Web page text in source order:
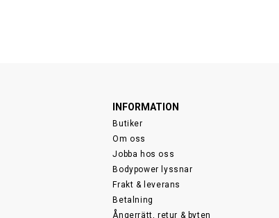
INFORMATION
Butiker
Om oss
Jobba hos oss
Bodypower lyssnar
Frakt & leverans
Betalning
Ångerrätt, retur & byten